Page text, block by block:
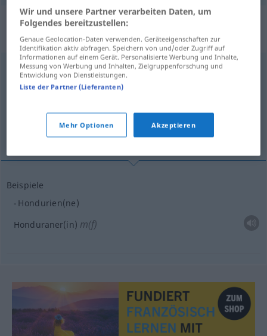
„hondurien“: masculin avec
terminaison féminine entre
hondurien [õdyʀjɛ̃]m(f) <-ienne [-jɛn]>
Übersicht aller Übersetzungen
Honduranerin
Beispiele
Hondurien(ne)
Honduraner(in) m(f)
Wir und unsere Partner verarbeiten Daten, um
Folgendes bereitzustellen:
Genaue Geolocation-Daten verwenden. Geräteeigenschaften zur
Identifikation aktiv abfragen. Speichern von und/oder Zugriff auf
Informationen auf einem Gerät. Personalisierte Werbung und Inhalte,
Messung von Werbung und Inhalten, Zielgruppenforschung und
Entwicklung von Dienstleistungen.
Liste der Partner (Lieferanten)
Mehr Optionen Akzeptieren